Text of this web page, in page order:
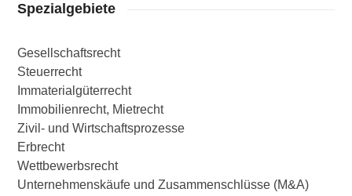
Spezialgebiete
Gesellschaftsrecht
Steuerrecht
Immaterialgüterrecht
Immobilienrecht, Mietrecht
Zivil- und Wirtschaftsprozesse
Erbrecht
Wettbewerbsrecht
Unternehmenskäufe und Zusammenschlüsse (M&A)